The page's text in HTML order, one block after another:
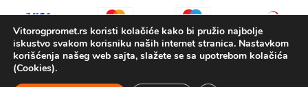
Vitorogpromet.rs koristi kolačiće kako bi pružio najbolje
iskustvo svakom korisniku naših internet stranica. Nastavkom
korišćenja našeg web sajta, slažete se sa upotrebom kolačića
(Cookies).